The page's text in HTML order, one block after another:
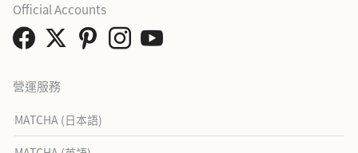
營運服務
MATCHA (日本語)
Official Accounts